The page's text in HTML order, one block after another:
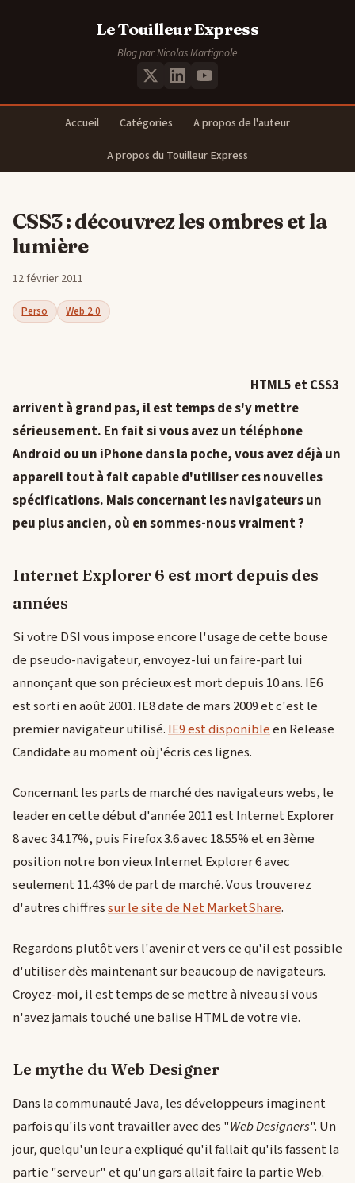
Le Touilleur Express
Blog par Nicolas Martignole
Accueil Catégories
A propos de l'auteur
A propos du Touilleur Express
CSS3 : découvrez les ombres et la
lumière
12 février 2011
Perso Web 2.0
HTML5 et CSS3
arrivent à grand pas, il est temps de s'y mettre
sérieusement. En fait si vous avez un téléphone
Android ou un iPhone dans la poche, vous avez déjà un
appareil tout à fait capable d'utiliser ces nouvelles
spécifications. Mais concernant les navigateurs un
peu plus ancien, où en sommes-nous vraiment ?
Internet Explorer 6 est mort depuis des
années
Si votre DSI vous impose encore l'usage de cette bouse
de pseudo-navigateur, envoyez-lui un faire-part lui
annonçant que son précieux est mort depuis 10 ans. IE6
est sorti en août 2001. IE8 date de mars 2009 et c'est le
premier navigateur utilisé. IE9 est disponibleen Release
Candidate au moment où j'écris ces lignes.
Concernant les parts de marché des navigateurs webs, le
leader en cette début d'année 2011 est Internet Explorer
8 avec 34.17%, puis Firefox 3.6 avec 18.55% et en 3ème
position notre bon vieux Internet Explorer 6 avec
seulement 11.43% de part de marché. Vous trouverez
d'autres chiffressur le site de Net MarketShare.
Regardons plutôt vers l'avenir et vers ce qu'il est possible
d'utiliser dès maintenant sur beaucoup de navigateurs.
Croyez-moi, il est temps de se mettre à niveau si vous
n'avez jamais touché une balise HTML de votre vie.
Le mythe du Web Designer
Dans la communauté Java, les développeurs imaginent
parfois qu'ils vont travailler avec des "Web Designers". Un
jour, quelqu'un leur a expliqué qu'il fallait qu'ils fassent la
partie "serveur" et qu'un gars allait faire la partie Web.